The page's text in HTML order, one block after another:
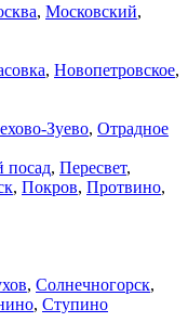
, Московский,
, Новопетровское,
Зуево, Отрадное
посад, Пересвет,
, Покров, Протвино,
, Солнечногорск,
, Ступино